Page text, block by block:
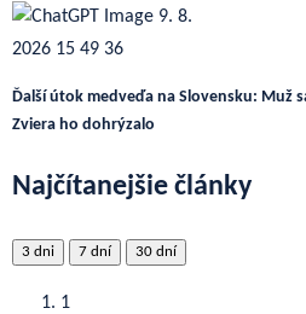
Ďalší útok medveďa na Slovensku: Muž
Zviera ho dohrýzalo
Najčítanejšie články
3 dni 7 dní 30 dní
1